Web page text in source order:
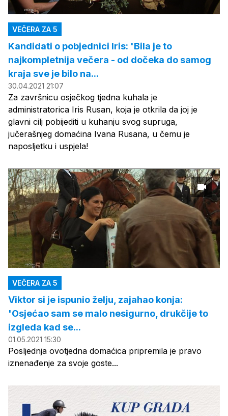
VEČERA ZA 5
Kandidati o pobjednici Iris: 'Bila je to
najkompletnija večera - od dočeka do samog
kraja sve je bilo na...
30.04.2021 21:07
Za završnicu osječkog tjedna kuhala je
administratorica Iris Rusan, koja je otkrila da joj je
glavni cilj pobijediti u kuhanju svog supruga,
jučerašnjeg domaćina Ivana Rusana, u čemu je
naposljetku i uspjela!
VEČERA ZA 5
Viktor si je ispunio želju, zajahao konja:
'Osjećao sam se malo nesigurno, drukčije to
izgleda kad se...
01.05.2021 15:30
Posljednja ovotjedna domaćica pripremila je pravo
iznenađenje za svoje goste...